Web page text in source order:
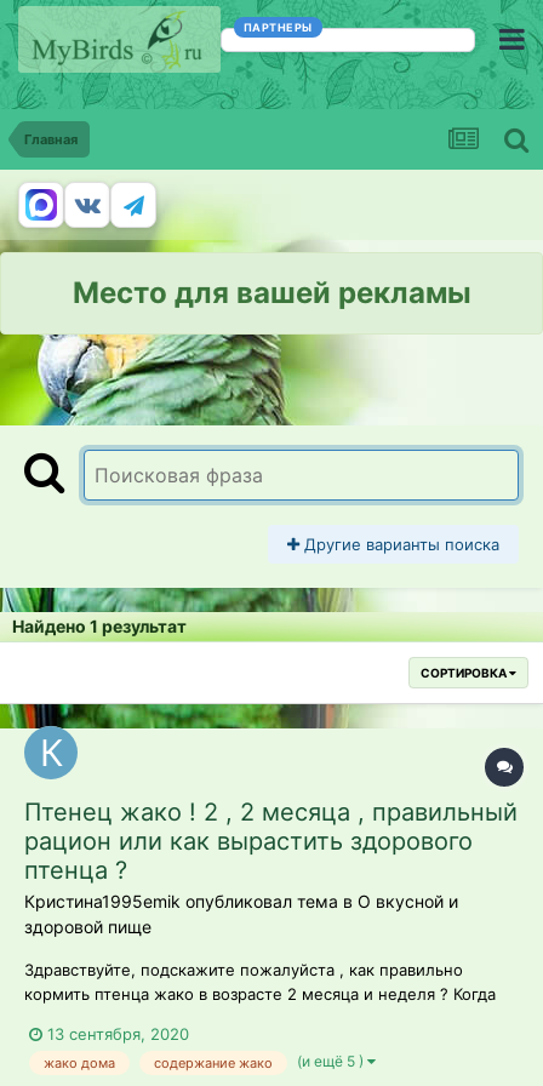
ПАРТНЕРЫ
Главная
Место для вашей рекламы
Другие варианты поиска
Найдено 1 результат
СОРТИРОВКА
Птенец жако ! 2 , 2 месяца , правильный
рацион или как вырастить здорового
птенца ?
Кристина1995emik опубликовал тема в О вкусной и
здоровой пище
Здравствуйте, подскажите пожалуйста , как правильно
кормить птенца жако в возрасте 2 месяца и неделя ? Когда
13 сентября, 2020
жако дома содержание жако (и ещё 5 )